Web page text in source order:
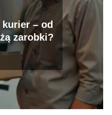
kurier – od
zarobki?